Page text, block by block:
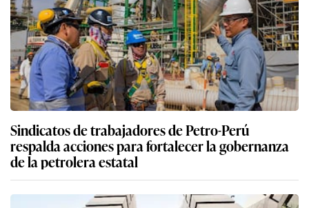
Sindicatos de trabajadores de Petro-Perú
respalda acciones para fortalecer la gobernanza
de la petrolera estatal